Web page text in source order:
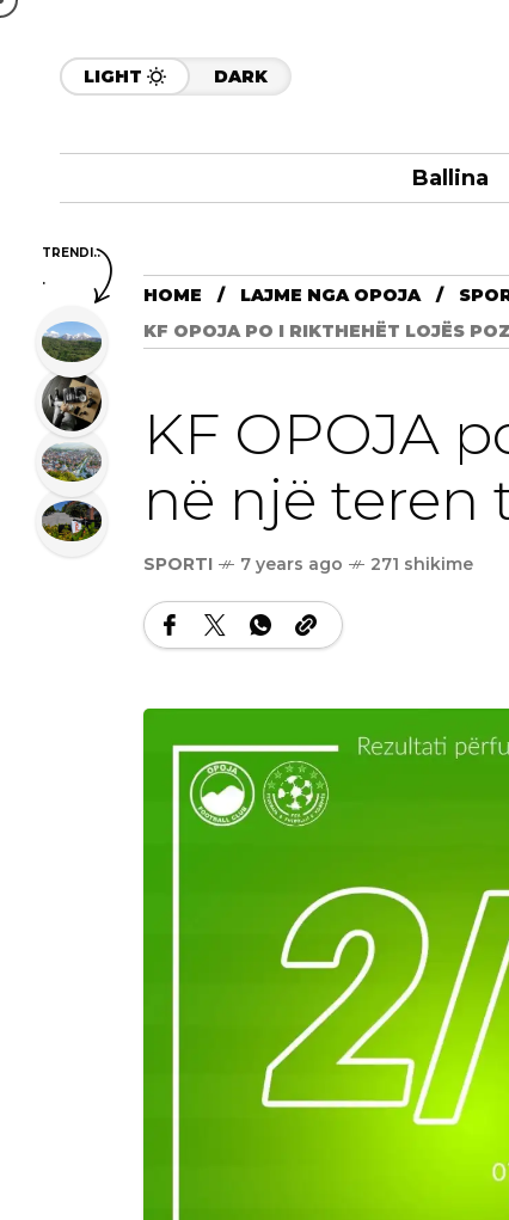
LIGHT DARK
Ballina
HOME LAJME NGA OPOJA
KF OPOJA PO I RIKTHEHËT LOJËS
KF OPOJA
në një teren
SPORTI 7 years ago 271 shikime
TRENDI..
.